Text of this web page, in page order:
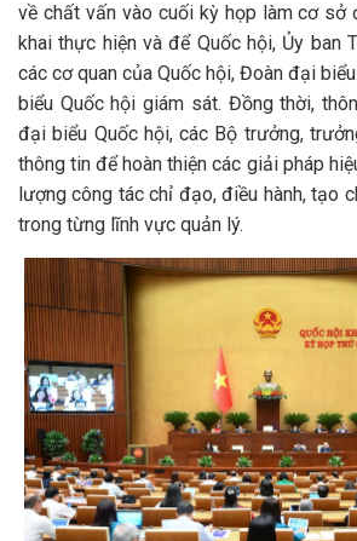
về chất vấn vào cuối kỳ họp làm cơ sở
khai thực hiện và để Quốc hội, Ủy ban
các cơ quan của Quốc hội, Đoàn đại
biểu Quốc hội giám sát. Đồng thời,
đại biểu Quốc hội, các Bộ trưởng,
thông tin để hoàn thiện các giải pháp
lượng công tác chỉ đạo, điều hành, tạo
trong từng lĩnh vực quản lý.